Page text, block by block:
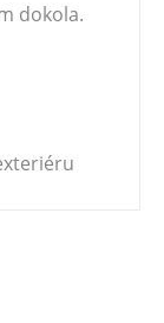
dokola.